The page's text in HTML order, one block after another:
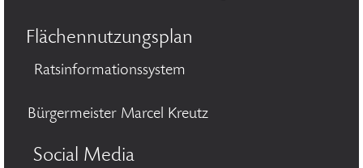
Flächennutzungsplan
Ratsinformationssystem
Bürgermeister Marcel Kreutz
Social Media